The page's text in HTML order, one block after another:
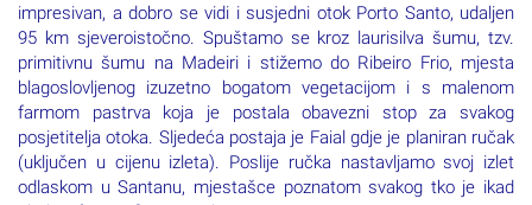
impresivan, a dobro se vidi i susjedni otok Porto Santo, udaljen
95 km sjeveroistočno. Spuštamo se kroz laurisilva šumu, tzv.
primitivnu šumu na Madeiri i stižemo do Ribeiro Frio, mjesta
blagoslovljenog izuzetno bogatom vegetacijom i s malenom
farmom pastrva koja je postala obavezni stop za svakog
posjetitelja otoka. Sljedeća postaja je Faial gdje je planiran ručak
(uključen u cijenu izleta). Poslije ručka nastavljamo svoj izlet
odlaskom u Santanu, mjestašce poznatom svakog tko je ikad